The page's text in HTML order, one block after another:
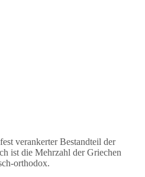
verankerter Bestandteil der
ist die Mehrzahl der Griechen
orthodox.